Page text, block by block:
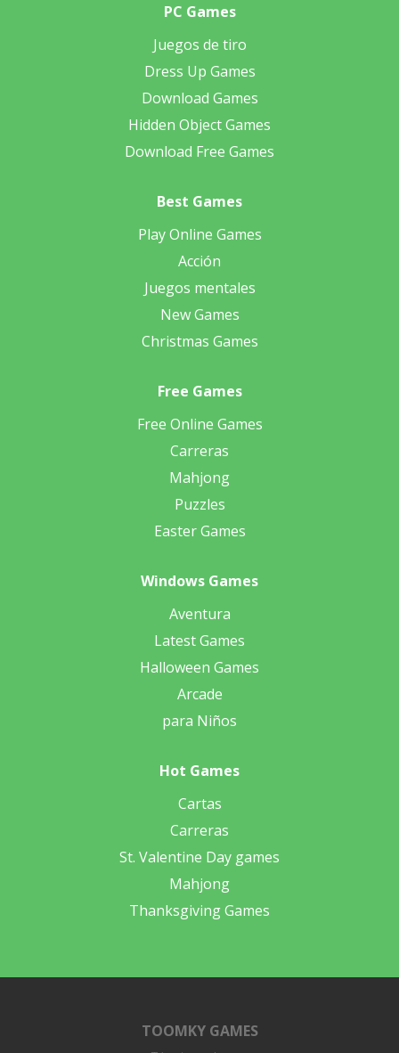
PC Games
Juegos de tiro
Dress Up Games
Download Games
Hidden Object Games
Download Free Games
Best Games
Play Online Games
Acción
Juegos mentales
New Games
Christmas Games
Free Games
Free Online Games
Carreras
Mahjong
Puzzles
Easter Games
Windows Games
Aventura
Latest Games
Halloween Games
Arcade
para Niños
Hot Games
Cartas
Carreras
St. Valentine Day games
Mahjong
Thanksgiving Games
TOOMKY GAMES